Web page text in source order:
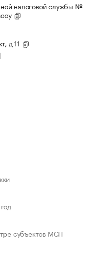
налоговой службы №
д 11
субъектов МСП